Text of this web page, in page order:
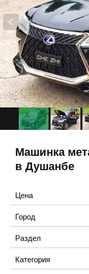
Машинка
в Душанбе
Цена
Город
Раздел
Категория